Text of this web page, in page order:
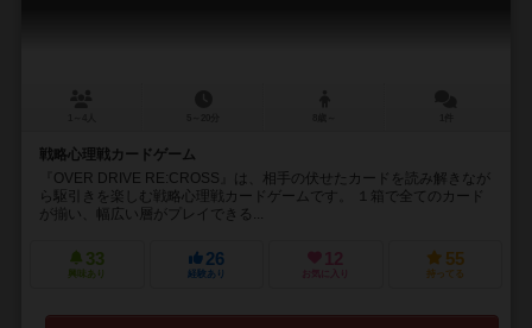
戦略心理戦カードゲーム
『OVER DRIVE RE:CROSS』は、相手の伏せたカードを読み解きなが
ら駆引きを楽しむ戦略心理戦カードゲームです。 １箱で全てのカード
が揃い、幅広い層がプレイできる...
33
興味あり
26
経験あり
12
お気に入り
55
持ってる